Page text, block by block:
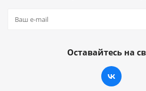
Оставайтесь на